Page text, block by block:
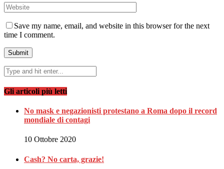
Save my name, email, and website in this browser for the next
time I comment.
Gli articoli più letti
No mask e negazionisti protestano a Roma dopo il record
mondiale di contagi
10 Ottobre 2020
Cash? No carta, grazie!